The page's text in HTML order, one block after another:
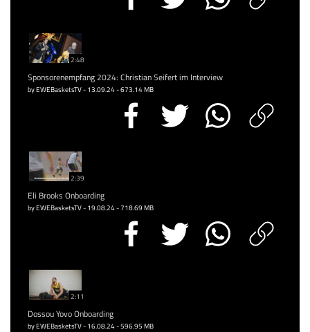
2:48
Sponsorenempfang 2024: Christian Seifert im Interview
by EWEBasketsTV - 13.09.24 - 673.14 MB
2:39
Eli Brooks Onboarding
by EWEBasketsTV - 19.08.24 - 718.69 MB
2:11
Dossou Yovo Onboarding
by EWEBasketsTV - 16.08.24 - 596.95 MB